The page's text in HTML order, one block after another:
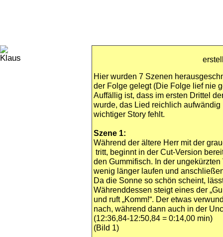
Hier wurden 7 Szenen
der Folge gelegt (Die Folge lief nie
Auffällig ist, dass im ersten Drittel
wurde, das Lied reichlich
wichtiger Story fehlt.
Szene 1:
Während der ältere Herr mit der
tritt, beginnt in der Cut-Version
den Gummifisch. In der
wenig länger laufen und
Da die Sonne so schön scheint,
Währenddessen steigt eines der
und ruft „Komm!“. Der etwas
nach, während dann auch in der
(12:36,84-12:50,84 = 0:14,00 min)
(Bild 1)